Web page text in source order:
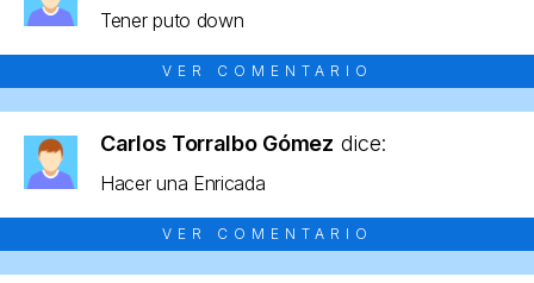
Tener puto down
VER COMENTARIO
Carlos Torralbo Gómez dice:
Hacer una Enricada
VER COMENTARIO